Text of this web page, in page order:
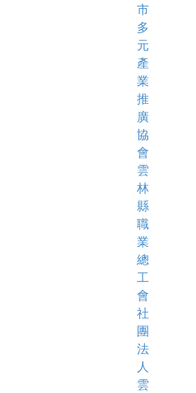
市
多
元
產
業
推
廣
協
會
雲
林
縣
職
業
總
工
會
社
團
法
人
雲